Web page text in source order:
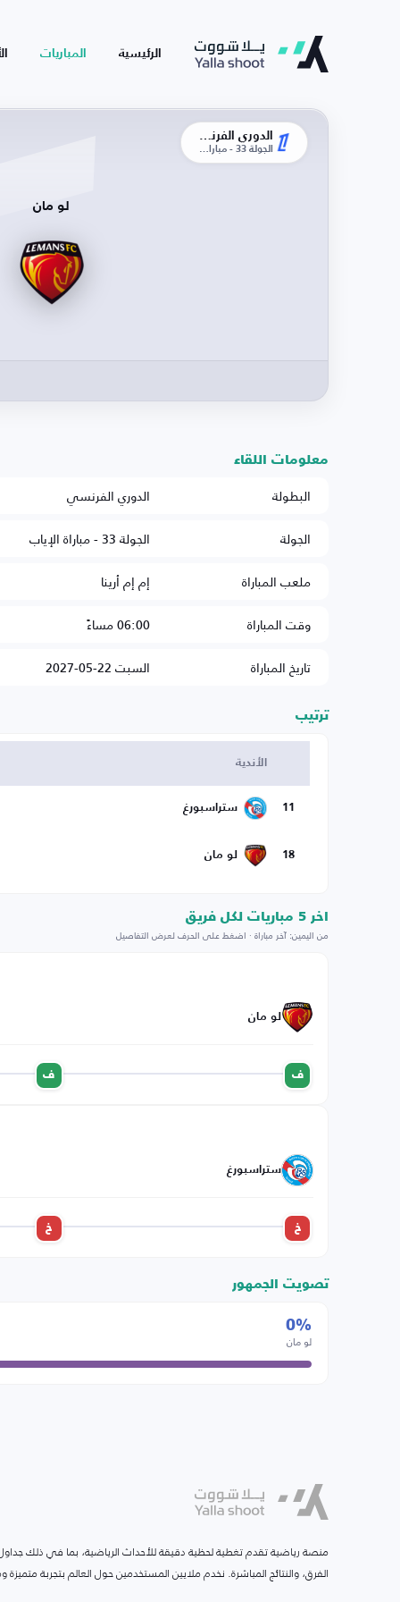
الرئيسية المباريات
الجولة 33 - مباراة الإياب
لو مان
معلومات اللقاء
البطولة
الدوري الفرنسي
الجولة
الجولة 33 - مباراة الإياب
ملعب المباراة
إم إم أرينا
وقت المباراة
06:00 مساءً
تاريخ المباراة
السبت 22-05-2027
ترتيب
الأندية
11 ستراسبورغ
18 لو مان
اخر 5 مباريات لكل فريق
من اليمين: آخر مباراة · اضغط على الحرف لعرض التفاصيل
لو مان
ف ف
ستراسبورغ
خ خ
تصويت الجمهور
0%
لو مان
منصة رياضية تقدم تغطية لحظية دقيقة للأحداث الرياضية، بما في ذلك جداول
الفرق، والنتائج المباشرة. نخدم ملايين المستخدمين حول العالم بتجربة